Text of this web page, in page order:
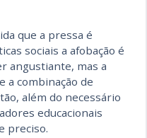
que a pressa é
sociais a afobação é
angustiante, mas a
a combinação de
além do necessário
educacionais
preciso.